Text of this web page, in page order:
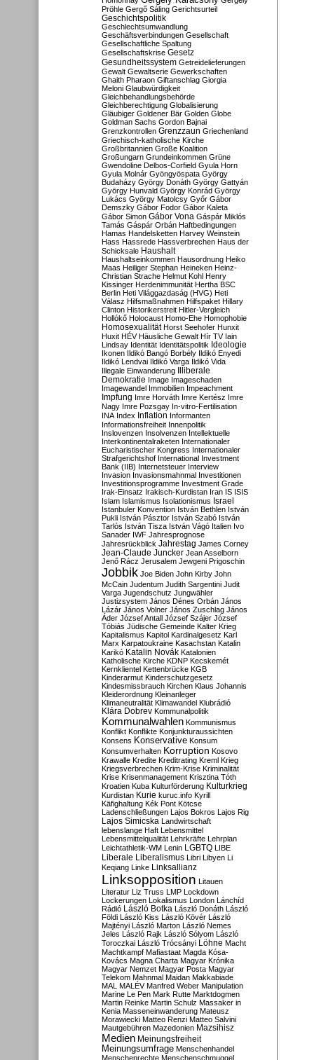
Pröhle Gergő Sáling Gerichtsurteil
Geschichtspolitik
Geschlechtsumwandlung
Geschäftsverbindungen Gesellschaft
Gesellschaftliche Spaltung
Gesellschaftskrise Gesetz
Gesundheitssystem Getreidelieferungen
Gewalt Gewaltserie Gewerkschaften
Ghaith Pharaon Giftanschlag Giorgia
Meloni Glaubwürdigkeit
Gleichbehandlungsbehörde
Gleichberechtigung Globalisierung
Gläubiger Goldener Bär Golden Globe
Goldman Sachs Gordon Bajnai
Grenzkontrollen Grenzzaun Griechenland
Griechisch-katholische Kirche
Großbritannien Große Koalition
Großungarn Grundeinkommen Grüne
Gwendoline Delbos-Corfield Gyula Horn
Gyula Molnár Gyöngyöspata György
Budaházy György Donáth György Gattyán
György Hunvald György Konrád György
Lukács György Matolcsy Győr Gábor
Demszky Gábor Fodor Gábor Kaleta
Gábor Simon Gábor Vona Gáspár Miklós
Tamás Gáspár Orbán Haftbedingungen
Hamas Handelsketten Harvey Weinstein
Hass Hassrede Hassverbrechen Haus der
Schicksale Haushalt
Haushaltseinkommen Hausordnung Heiko
Maas Heiliger Stephan Heineken Heinz-
Christian Strache Helmut Kohl Henry
Kissinger Herdenimmunität Hertha BSC
Berlin Heti Világgazdaság (HVG) Heti
Válasz Hilfsmaßnahmen Hilfspaket Hillary
Clinton Historikerstreit Hitler-Vergleich
Hollókő Holocaust Homo-Ehe Homophobie
Homosexualität Horst Seehofer Hunxit
Huxit HÉV Häusliche Gewalt Hír TV Iain
Lindsay Identität Identitätspolitik Ideologie
Ikonen Ildikó Bangó Borbély Ildikó Enyedi
Ildikó Lendvai Ildikó Varga Ildikó Vida
Illegale Einwanderung Illiberale
Demokratie Image Imageschaden
Imagewandel Immobilien Impeachment
Impfung Imre Horváth Imre Kertész Imre
Nagy Imre Pozsgay In-vitro-Fertilisation
INA Index Inflation Informanten
Informationsfreiheit Innenpolitik
Inslovenzen Insolvenzen Intellektuelle
Interkontinentalraketen Internationaler
Eucharistischer Kongress Internationaler
Strafgerichtshof International Investment
Bank (IIB) Internetsteuer Interview
Invasion Invasionsmahnmal Investitionen
Investitionsprogramme Investment Grade
Irak-Einsatz Irakisch-Kurdistan Iran IS ISIS
Islam Islamismus Isolationismus Israel
Istanbuler Konvention István Bethlen István
Pukli István Pásztor István Szabó István
Tarlós István Tisza István Vágó Italien Ivo
Sanader IWF Jahresprognose
Jahresrückblick Jahrestag James Corney
Jean-Claude Juncker Jean Asselborn
Jenő Rácz Jerusalem Jewgeni Prigoschin
Jobbik Joe Biden John Kirby John
McCain Judentum Judith Sargentini Judit
Varga Jugendschutz Jungwähler
Justizsystem János Dénes Orbán János
Lázár János Volner János Zuschlag János
Áder József Antall József Szájer József
Tóbiás Jüdische Gemeinde Kalter Krieg
Kapitalismus Kapitol Kardinalgesetz Karl
Marx Karpatoukraine Kasachstan Katalin
Karikó Katalin Novák Katalonien
Katholische Kirche KDNP Kecskemét
Kernklientel Kettenbrücke KGB
Kinderarmut Kinderschutzgesetz
Kindesmissbrauch Kirchen Klaus Johannis
Kleiderordnung Kleinanleger
Klimaneutralität Klimawandel Klubrádió
Klára Dobrev Kommunalpolitik
Kommunalwahlen Kommunismus
Konflikt Konflikte Konjunkturaussichten
Konsens Konservative Konsum
Konsumverhalten Korruption Kosovo
Krawalle Kredite Kreditrating Kreml Krieg
Kriegsverbrechen Krim-Krise Kriminalität
Krise Krisenmanagement Krisztina Tóth
Kroatien Kuba Kulturförderung Kulturkrieg
Kurdistan Kurie kuruc.info Kyrill
Käfighaltung Kék Pont Kötcse
Ladenschließungen Lajos Bokros Lajos Rig
Lajos Simicska Landwirtschaft
lebenslange Haft Lebensmittel
Lebensmittelqualität Lehrkräfte Lehrplan
Leichtathletik-WM Lenin LGBTQ LIBE
Liberale Liberalismus Libri Libyen Li
Keqiang Linke Linksallianz
Linksopposition Litauen
Literatur Liz Truss LMP Lockdown
Lockerungen Lokalismus London Lánchíd
Rádió
László Botka László Donáth László
Földi László Kiss László Kövér László
Majtényi László Marton László Nemes
Jeles László Rajk László Sólyom László
Toroczkai László Trócsányi Löhne Macht
Machtkampf Mafiastaat Magda Kósa-
Kovács Magna Charta Magyar Krónika
Magyar Nemzet Magyar Posta Magyar
Telekom Mahnmal Maidan Makkabiade
MAL MALÉV Manfred Weber Manipulation
Marine Le Pen Mark Rutte Marktdogmen
Martin Reinke Martin Schulz Massaker in
Kenia Masseneinwanderung Mateusz
Morawiecki Matteo Renzi Matteo Salvini
Mautgebühren Mazedonien Mazsihisz
Medien Meinungsfreiheit
Meinungsumfrage Menschenhandel
Menschenrechte Menschenschmuggel